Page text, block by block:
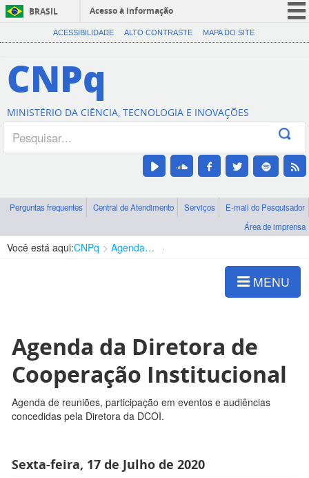
BRASIL
Acesso à informação
CORONAVÍRUS (COVID-19)
Canais
ACESSIBILIDADE ALTO CONTRASTE MAPA DO SITE
CNPq
MINISTÉRIO DA CIÊNCIA, TECNOLOGIA E INOVAÇÕES
Perguntas frequentes Central de Atendimento Serviços
E-mail do Pesquisador
Área de imprensa
Você está aqui:CNPq Agenda de autoridades
MENU
Agenda da Diretora de
Cooperação Institucional
Agenda de reuniões, participação em eventos e audiências
concedidas pela Diretora da DCOI.
Sexta-feira, 17 de Julho de 2020